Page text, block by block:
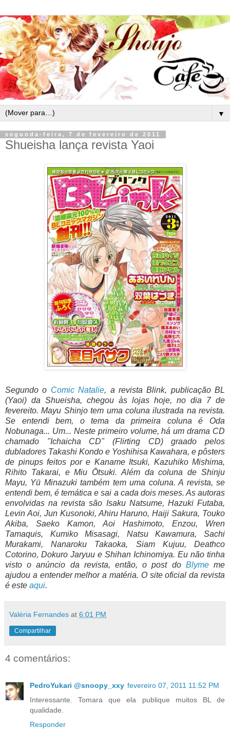
▼
segunda-feira, 7 de fevereiro de 2011
Shueisha lança revista Yaoi
Segundo o Comic Natalie, a revista Blink, publicação BL
(Yaoi) da Shueisha, chegou às lojas hoje, no dia 7 de
fevereito. Mayu Shinjo tem uma coluna ilustrada na revista.
Se entendi bem, o tema da primeira coluna é Oda
Nobunaga... Um... Neste primeiro volume, há um drama CD
chamado "Ichaicha CD" (Flirting CD) graado pelos
dubladores Takashi Kondo e Yoshihisa Kawahara, e pôsters
de pinups feitos por e Kaname Itsuki, Kazuhiko Mishima,
Rihito Takarai, e Miu Ōtsuki. Além da coluna de Shinju
Mayu, Yū Minazuki também tem uma coluna. A revista, se
entendi bem, é temática e sai a cada dois meses. As autoras
envolvidas na revista são Isaku Natsume, Hazuki Futaba,
Levin Aoi, Jun Kusonoki, Ahiru Haruno, Haiji Sakura, Touko
Akiba, Saeko Kamon, Aoi Hashimoto, Enzou, Wren
Tamaquis, Kumiko Misasagi, Natsu Kawamura, Sachi
Murakami, Nanaroku Takaoka, Siam Kujuu, Deathco
Cotorino, Dokuro Jaryuu e Shihan Ichinomiya. Eu não tinha
visto o anúncio da revista, então, o post do Blymeme
ajudou a entender melhor a matéria. O site oficial da revista
é este aqui.
Valéria Fernandes at 6:01 PM
Compartilhar
4 comentários:
PedroYukari @snoopy_xxy fevereiro 07, 2011 11:52 PM
Interessante. Tomara que ela publique muitos BL de
qualidade.
Responder